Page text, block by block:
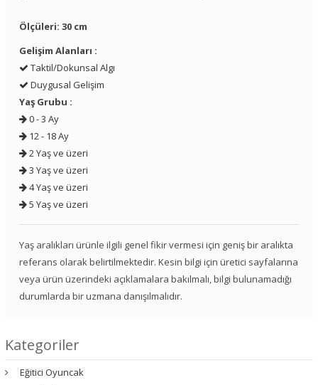
Ölçüleri: 30 cm
Gelişim Alanları :
Taktil/Dokunsal Algı
Duygusal Gelişim
Yaş Grubu :
0 - 3 Ay
12 - 18 Ay
2 Yaş ve üzeri
3 Yaş ve üzeri
4 Yaş ve üzeri
5 Yaş ve üzeri
Yaş aralıkları ürünle ilgili genel fikir vermesi için geniş bir aralıkta
referans olarak belirtilmektedir. Kesin bilgi için üretici sayfalarına
veya ürün üzerindeki açıklamalara bakılmalı, bilgi bulunamadığı
durumlarda bir uzmana danışılmalıdır.
Kategoriler
Eğitici Oyuncak